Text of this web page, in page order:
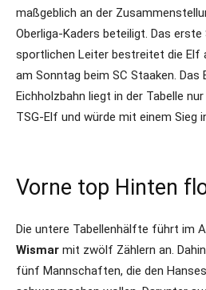
maßgeblich an der
Oberliga-Kaders beteiligt. Das erste
sportlichen Leiter bestreitet die Elf
am Sonntag beim SC Staaken. Das
Eichholzbahn liegt in der Tabelle
TSG-Elf und würde mit einem Sieg
Vorne top Hinten
Die untere Tabellenhälfte führt im
Wismar mit zwölf Zählern an.
fünf Mannschaften, die den